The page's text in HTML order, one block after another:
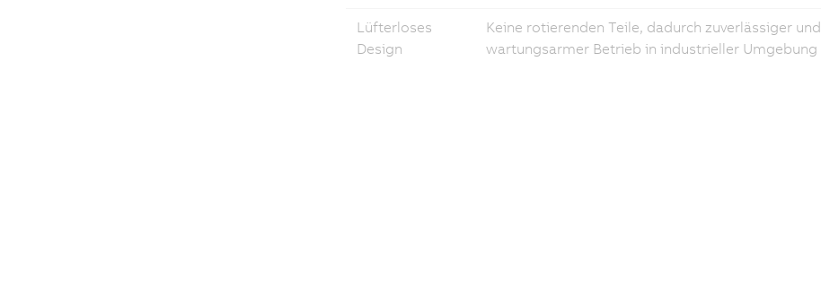
Lüfterloses
Design
Keine rotierenden Teile, dadurch zuverlässiger und
wartungsarmer Betrieb in industrieller Umgebung